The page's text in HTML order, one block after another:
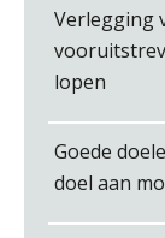
Verlegging
lopen
Goede
doel aan